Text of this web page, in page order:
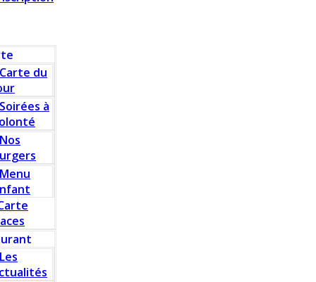
Carte du
Soirées à
Nos
Menu
Les